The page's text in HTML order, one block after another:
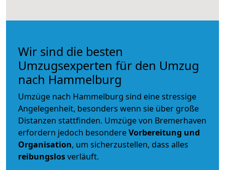
Wir sind die besten
Umzugsexperten für den Umzug
nach Hammelburg
Umzüge nach Hammelburg sind eine stressige
Angelegenheit, besonders wenn sie über große
Distanzen stattfinden. Umzüge von Bremerhaven
erfordern jedoch besondereVorbereitung und
Organisation, um sicherzustellen, dass alles
reibungslosverläuft.